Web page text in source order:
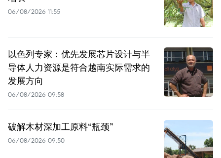
06/08/2026 11:55
以色列专家：优先发展芯片设计与半
导体人力资源是符合越南实际需求的
发展方向
06/08/2026 09:58
破解木材深加工原料“瓶颈”
06/08/2026 09:50